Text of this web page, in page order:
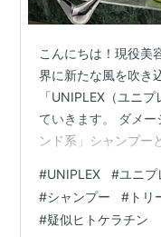
こんにちは！現役美
界に新たな風を吹き
「UNIPLEX（ユニ
ていきます。 ​ダメ
ンド系」シャンプー
度の高い一本だと感
【 UNIPLEX ユニプ
ンプー トリートメン
#UNIPLEX #ユニプ
#シャンプー # トリ
#疑似ヒトケラチン